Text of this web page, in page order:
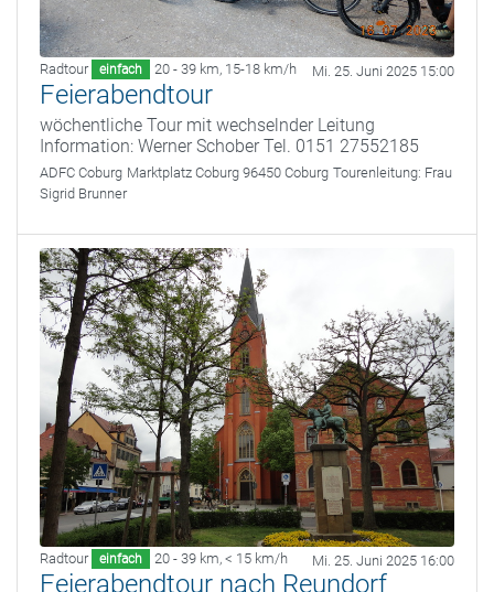
Radtour einfach 20 - 39 km, 15-18 km/h Mi. 25. Juni 2025 15:00
Feierabendtour
wöchentliche Tour mit wechselnder Leitung
Information: Werner Schober Tel. 0151 27552185
ADFC Coburg Marktplatz Coburg 96450 Coburg Tourenleitung: Frau
Sigrid Brunner
Radtour einfach 20 - 39 km, < 15 km/h Mi. 25. Juni 2025 16:00
Feierabendtour nach Reundorf